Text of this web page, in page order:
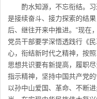
酌水知源，不忘衔结。
是接续奋斗、接力探索的结
后、继往开来中推进。”现在
党员干部要学深悟透践行《
心，衔结新时代之精神，按
思想共识要有新提高，履职
指示精神，坚持中国共产党
以孙中山爱国、革命、不断